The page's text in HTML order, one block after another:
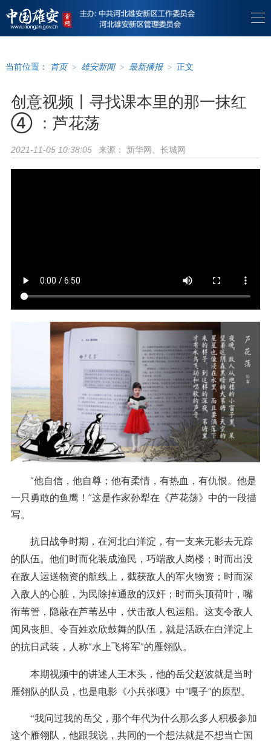
当前位置： 首页 > 雄安新闻 > 最新播报 > 正文
创意视频丨寻找课本里的那一抹红
④ ：芦花荡
2021-11-05 10:38:05 来源： 新华网、长城网
“他自信，他自尊；他有柔情，有热血，有仇恨。他是
一只勇敢的鱼鹰！”这是作家孙犁在《芦花荡》中的一段描
写。
抗日战争时期，在河北白洋淀，有一支来无影去无踪
的队伍。他们时而化装成渔民，巧端敌人岗楼；时而出没
在敌人运送物资的航线上，截获敌人的军火物资；时而深
入敌人的心脏，为民除掉通敌的汉奸；时而头顶荷叶，嘴
衔苇管，隐蔽在芦苇丛中，伏击敌人包运船。这支令敌人
闻风丧胆、令百姓欢欣鼓舞的队伍，就是活跃在白洋淀上
的抗日武装，人称“水上飞将军”的雁翎队。
本期视频中的讲述人王木头，他的岳父赵波就是当时
雁翎队的队员，也是电影《小兵张嘎》中“嘎子”的原型。
“我问过我的岳父，那个年代为什么那么多人积极参加
这个雁翎队，他跟我说，共同的一个想法就是不想当亡国